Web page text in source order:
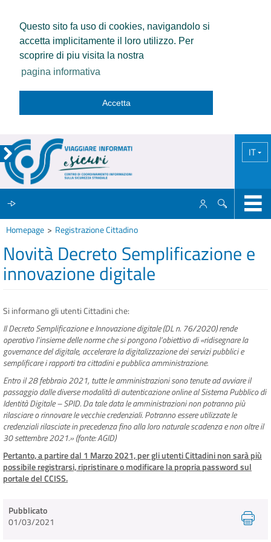
Questo sito fa uso di cookies, navigandolo si
accetta implicitamente il loro utilizzo. Per
scoprire di piu visita la nostra
pagina informativa
Accetta
IT
IL CCISS
NEWS
IN VIAGGIO
Homepage Registrazione Cittadino
Novità Decreto Semplificazione e
innovazione digitale
Si informano gli utenti Cittadini che:
Il Decreto Semplificazione e Innovazione digitale (DL n. 76/2020) rende
operativo l’insieme delle norme che si pongono l’obiettivo di «ridisegnare la
governance del digitale, accelerare la digitalizzazione dei servizi pubblici e
semplificare i rapporti tra cittadini e pubblica amministrazione.
Entro il 28 febbraio 2021, tutte le amministrazioni sono tenute ad avviare il
passaggio dalle diverse modalità di autenticazione online al Sistema Pubblico di
Identità Digitale – SPID. Da tale data le amministrazioni non potranno più
rilasciare o rinnovare le vecchie credenziali. Potranno essere utilizzate le
credenziali rilasciate in precedenza fino alla loro naturale scadenza e non oltre il
30 settembre 2021.» (fonte: AGID)
Pertanto, a partire dal 1 Marzo 2021, per gli utenti Cittadini non sarà più
possibile registrarsi, ripristinare o modificare la propria password sul
portale del CCISS.
Pubblicato
01/03/2021